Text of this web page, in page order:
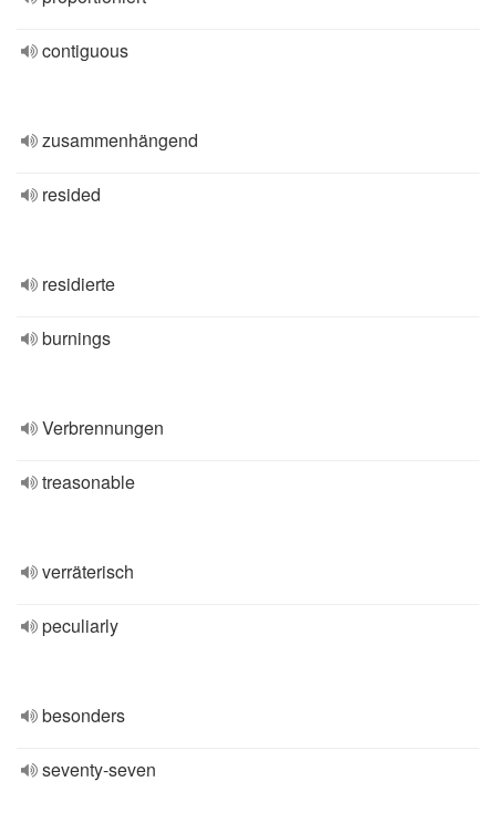
contiguous
zusammenhängend
resided
residierte
burnings
Verbrennungen
treasonable
verräterisch
peculiarly
besonders
seventy-seven